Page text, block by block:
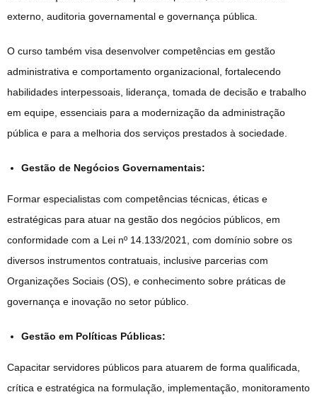
externo, auditoria governamental e governança pública.
O curso também visa desenvolver competências em gestão
administrativa e comportamento organizacional, fortalecendo
habilidades interpessoais, liderança, tomada de decisão e trabalho
em equipe, essenciais para a modernização da administração
pública e para a melhoria dos serviços prestados à sociedade.
Gestão de Negócios Governamentais:
Formar especialistas com competências técnicas, éticas e
estratégicas para atuar na gestão dos negócios públicos, em
conformidade com a Lei nº 14.133/2021, com domínio sobre os
diversos instrumentos contratuais, inclusive parcerias com
Organizações Sociais (OS), e conhecimento sobre práticas de
governança e inovação no setor público.
Gestão em Políticas Públicas:
Capacitar servidores públicos para atuarem de forma qualificada,
crítica e estratégica na formulação, implementação, monitoramento